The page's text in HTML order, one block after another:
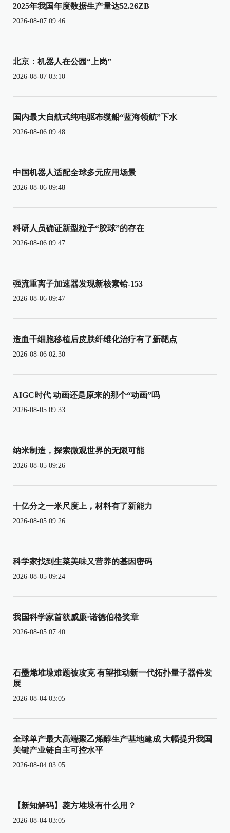
2025年我国年度数据生产量达52.26ZB
2026-08-07 09:46
北京：机器人在公园“上岗”
2026-08-07 03:10
国内最大自航式纯电驱布缆船“蓝海领航”下水
2026-08-06 09:48
中国机器人适配全球多元应用场景
2026-08-06 09:48
科研人员确证新型粒子“胶球”的存在
2026-08-06 09:47
强流重离子加速器发现新核素铪-153
2026-08-06 09:47
造血干细胞移植后皮肤纤维化治疗有了新靶点
2026-08-06 02:30
AIGC时代 动画还是原来的那个“动画”吗
2026-08-05 09:33
纳米制造，探索微观世界的无限可能
2026-08-05 09:26
十亿分之一米尺度上，材料有了新能力
2026-08-05 09:26
科学家找到生菜美味又营养的基因密码
2026-08-05 09:24
我国科学家首获威廉·诺德伯格奖章
2026-08-05 07:40
石墨烯堆垛难题被攻克 有望推动新一代拓扑量子器件发
展
2026-08-04 03:05
全球单产最大高端聚乙烯醇生产基地建成 大幅提升我国
关键产业链自主可控水平
2026-08-04 03:05
【新知解码】菱方堆垛有什么用？
2026-08-04 03:05